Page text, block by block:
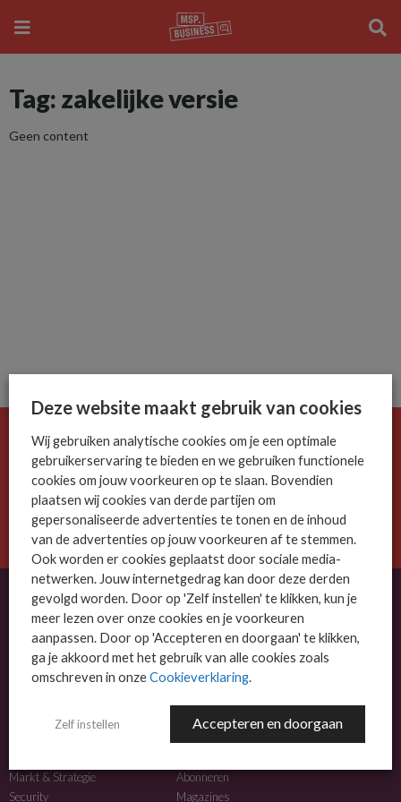
Tag: zakelijke versie
Geen content
De ICT-wereld is snel. Mis niets.
Meld je nu aan voor de MSP Business nieuwsbrief.
AANMELDEN
OVER MSP BUSINESS
MSP Business is het kennisplatform voor IT-dienstverleners met MKB-focus.
NIEUWS
Markt & Strategie
Security
MEER INFO
Abonneren
Magazines
Deze website maakt gebruik van cookies
Wij gebruiken analytische cookies om je een optimale
gebruikerservaring te bieden en we gebruiken functionele
cookies om jouw voorkeuren op te slaan. Bovendien
plaatsen wij cookies van derde partijen om
gepersonaliseerde advertenties te tonen en de inhoud
van de advertenties op jouw voorkeuren af te stemmen.
Ook worden er cookies geplaatst door sociale media-
netwerken. Jouw internetgedrag kan door deze derden
gevolgd worden. Door op 'Zelf instellen' te klikken, kun je
meer lezen over onze cookies en je voorkeuren
aanpassen. Door op 'Accepteren en doorgaan' te klikken,
ga je akkoord met het gebruik van alle cookies zoals
omschreven in onzeCookieverklaring.
Zelf instellen Accepteren en doorgaan